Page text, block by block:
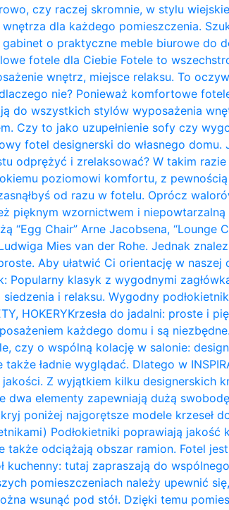
czy raczej skromnie, w stylu
dla każdego pomieszczenia.
o praktyczne meble biurowe do
fotele dla Ciebie Fotele to
wnętrz, miejsce relaksu. To
nie? Ponieważ komfortowe
do wszystkich stylów wyposażenia
Czy to jako uzupełnienie sofy czy
fotel designerski do własnego
odprężyć i zrelaksować? W takim
poziomowi komfortu, z
od razu w fotelu. Oprócz
pięknym wzornictwem i
“Egg Chair” Arne Jacobsena, “Lounge
Mies van der Rohe. Jednak
Aby ułatwić Ci orientację w
Popularny klasyk z wygodnymi
siedzenia i relaksu. Wygodny
HOKERYKrzesła do jadalni: proste i
każdego domu i są
czy o wspólną kolację w salonie:
ładnie wyglądać. Dlatego w
Z wyjątkiem kilku designerskich
dwa elementy zapewniają dużą
poniżej najgorętsze modele krzeseł
Podłokietniki poprawiają jakość
także odciążają obszar ramion. ​Fotel
kuchenny: tutaj zapraszają do
pomieszczeniach należy upewnić
wsunąć pod stół. Dzięki temu